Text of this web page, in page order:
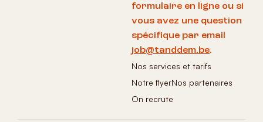
formulaire en ligne ou si
vous avez une question
spécifique par email
job@tanddem.be.
Nos services et tarifs
Notre flyerNos partenaires
On recrute